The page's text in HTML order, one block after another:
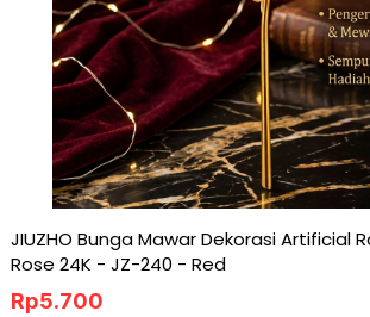
JIUZHO Bunga Mawar Dekorasi Artificial
Rose 24K - JZ-240 - Red
Rp5.700